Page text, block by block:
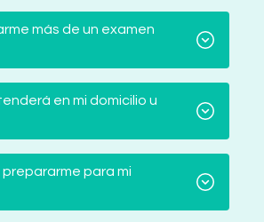
más de un examen
en mi domicilio u
para mi